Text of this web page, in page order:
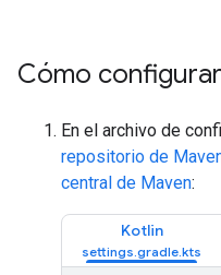
Cómo
En el archivo de
repositorio de
central de Maven:
Kotlin